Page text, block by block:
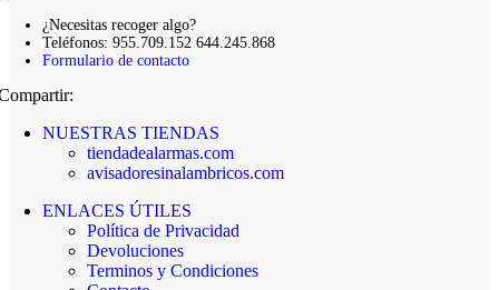
¿Necesitas recoger algo?
Teléfonos: 955.709.152 644.245.868
Formulario de contacto
NUESTRAS TIENDAS
tiendadealarmas.com
avisadoresinalambricos.com
ENLACES ÚTILES
Política de Privacidad
Devoluciones
Terminos y Condiciones